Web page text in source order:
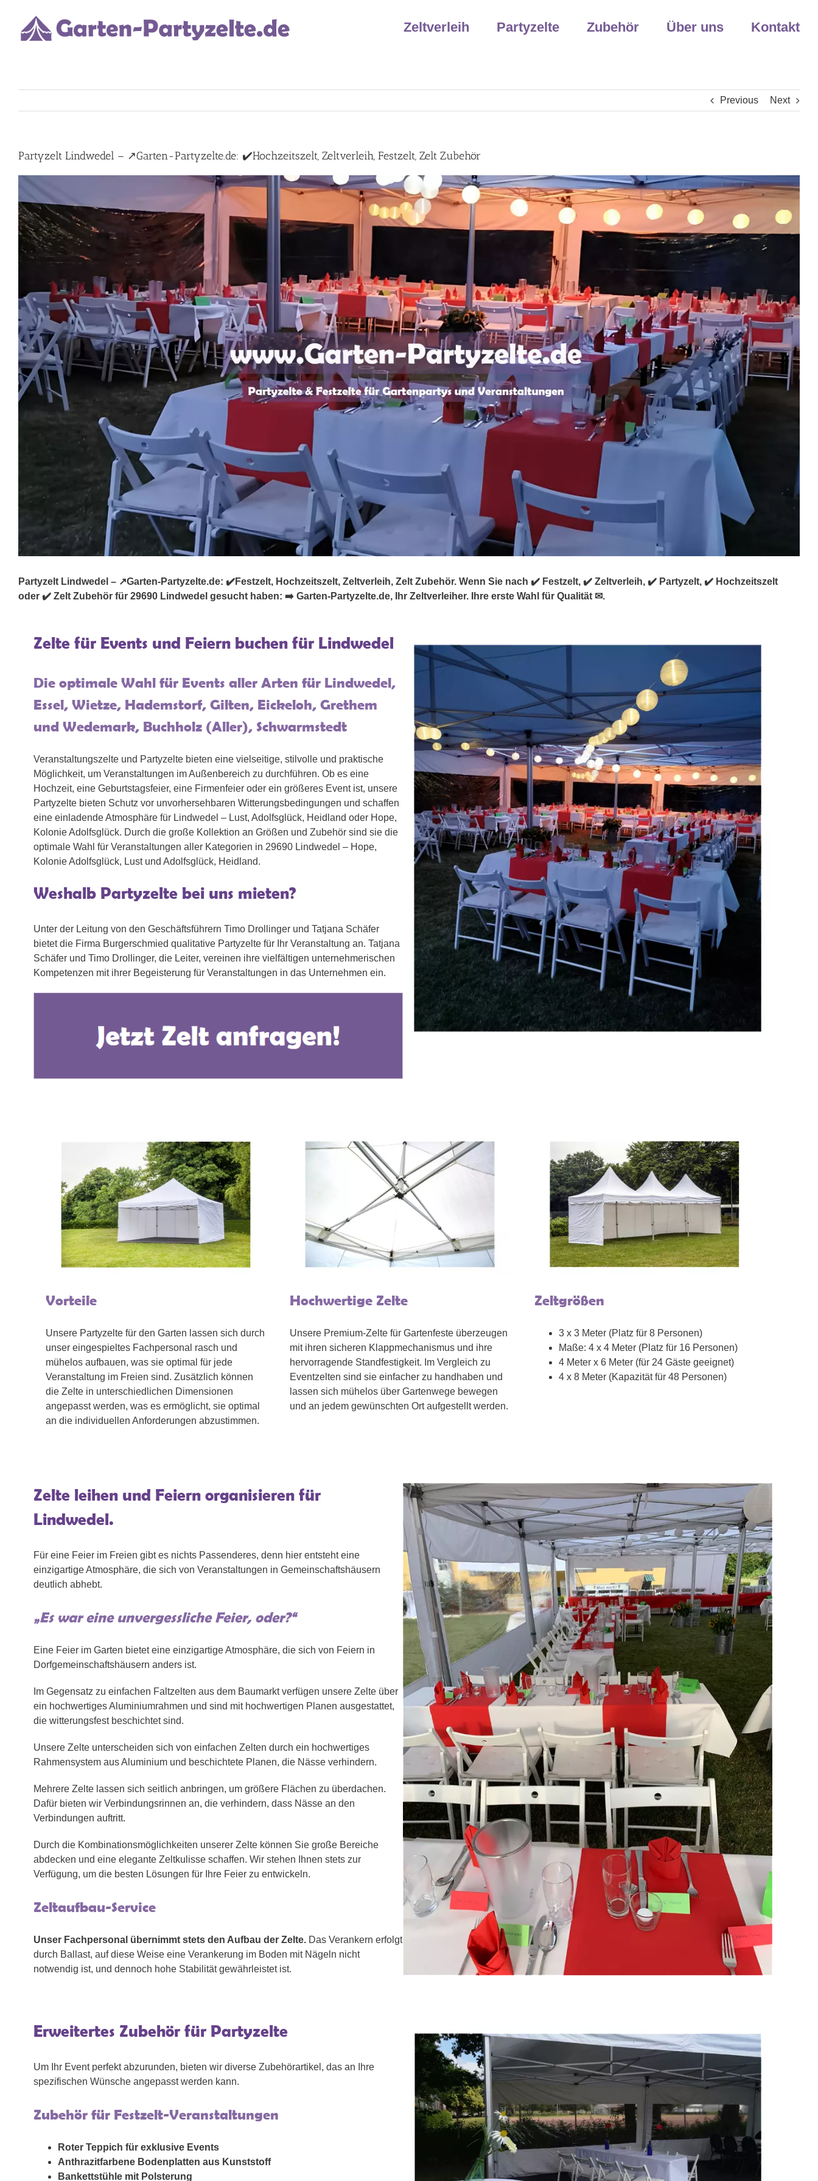
content
Zeltverleih Partyzelte Zubehör Über uns Kontakt
Previous Next
Partyzelt Lindwedel – ↗️Garten-Partyzelte.de: ✔️Hochzeitszelt, Zeltverleih, Festzelt, Zelt Zubehör
Partyzelt Lindwedel – ↗️Garten-Partyzelte.de: ✔️Festzelt, Hochzeitszelt, Zeltverleih, Zelt Zubehör. Wenn Sie nach ✔️ Festzelt, ✔️ Zeltverleih, ✔️ Partyzelt, ✔️ Hochzeitszelt
oder ✔️ Zelt Zubehör für 29690 Lindwedel gesucht haben: ➡️ Garten-Partyzelte.de, Ihr Zeltverleiher. Ihre erste Wahl für Qualität ✉.
Zelte für Events und Feiern buchen für Lindwedel
Die optimale Wahl für Events aller Arten für Lindwedel,
Essel, Wietze, Hademstorf, Gilten, Eickeloh, Grethem
und Wedemark, Buchholz (Aller), Schwarmstedt
Veranstaltungszelte und Partyzelte bieten eine vielseitige, stilvolle und praktische
Möglichkeit, um Veranstaltungen im Außenbereich zu durchführen. Ob es eine
Hochzeit, eine Geburtstagsfeier, eine Firmenfeier oder ein größeres Event ist, unsere
Partyzelte bieten Schutz vor unvorhersehbaren Witterungsbedingungen und schaffen
eine einladende Atmosphäre für Lindwedel – Lust, Adolfsglück, Heidland oder Hope,
Kolonie Adolfsglück. Durch die große Kollektion an Größen und Zubehör sind sie die
optimale Wahl für Veranstaltungen aller Kategorien in 29690 Lindwedel – Hope,
Kolonie Adolfsglück, Lust und Adolfsglück, Heidland.
Weshalb Partyzelte bei uns mieten?
Unter der Leitung von den Geschäftsführern Timo Drollinger und Tatjana Schäfer
bietet die Firma Burgerschmied qualitative Partyzelte für Ihr Veranstaltung an. Tatjana
Schäfer und Timo Drollinger, die Leiter, vereinen ihre vielfältigen unternehmerischen
Kompetenzen mit ihrer Begeisterung für Veranstaltungen in das Unternehmen ein.
Vorteile
Unsere Partyzelte für den Garten lassen sich durch
unser eingespieltes Fachpersonal rasch und
mühelos aufbauen, was sie optimal für jede
Veranstaltung im Freien sind. Zusätzlich können
die Zelte in unterschiedlichen Dimensionen
angepasst werden, was es ermöglicht, sie optimal
an die individuellen Anforderungen abzustimmen.
Hochwertige Zelte
Unsere Premium-Zelte für Gartenfeste überzeugen
mit ihren sicheren Klappmechanismus und ihre
hervorragende Standfestigkeit. Im Vergleich zu
Eventzelten sind sie einfacher zu handhaben und
lassen sich mühelos über Gartenwege bewegen
und an jedem gewünschten Ort aufgestellt werden.
Zeltgrößen
3 x 3 Meter (Platz für 8 Personen)
Maße: 4 x 4 Meter (Platz für 16 Personen)
4 Meter x 6 Meter (für 24 Gäste geeignet)
4 x 8 Meter (Kapazität für 48 Personen)
Zelte leihen und Feiern organisieren für
Lindwedel.
Für eine Feier im Freien gibt es nichts Passenderes, denn hier entsteht eine
einzigartige Atmosphäre, die sich von Veranstaltungen in Gemeinschaftshäusern
deutlich abhebt.
„Es war eine unvergessliche Feier, oder?“
Eine Feier im Garten bietet eine einzigartige Atmosphäre, die sich von Feiern in
Dorfgemeinschaftshäusern anders ist.
Im Gegensatz zu einfachen Faltzelten aus dem Baumarkt verfügen unsere Zelte über
ein hochwertiges Aluminiumrahmen und sind mit hochwertigen Planen ausgestattet,
die witterungsfest beschichtet sind.
Unsere Zelte unterscheiden sich von einfachen Zelten durch ein hochwertiges
Rahmensystem aus Aluminium und beschichtete Planen, die Nässe verhindern.
Mehrere Zelte lassen sich seitlich anbringen, um größere Flächen zu überdachen.
Dafür bieten wir Verbindungsrinnen an, die verhindern, dass Nässe an den
Verbindungen auftritt.
Durch die Kombinationsmöglichkeiten unserer Zelte können Sie große Bereiche
abdecken und eine elegante Zeltkulisse schaffen. Wir stehen Ihnen stets zur
Verfügung, um die besten Lösungen für Ihre Feier zu entwickeln.
Zeltaufbau-Service
Unser Fachpersonal übernimmt stets den Aufbau der Zelte. Das Verankern erfolgt
durch Ballast, auf diese Weise eine Verankerung im Boden mit Nägeln nicht
notwendig ist, und dennoch hohe Stabilität gewährleistet ist.
Erweitertes Zubehör für Partyzelte
Um Ihr Event perfekt abzurunden, bieten wir diverse Zubehörartikel, das an Ihre
spezifischen Wünsche angepasst werden kann.
Zubehör für Festzelt-Veranstaltungen
Roter Teppich für exklusive Events
Anthrazitfarbene Bodenplatten aus Kunststoff
Bankettstühle mit Polsterung